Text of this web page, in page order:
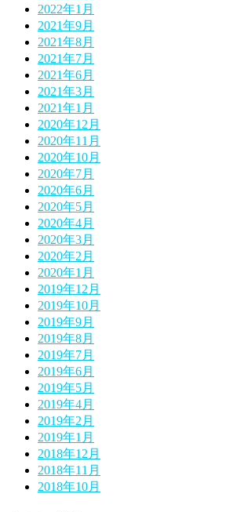
2022年1月
2021年9月
2021年8月
2021年7月
2021年6月
2021年3月
2021年1月
2020年12月
2020年11月
2020年10月
2020年7月
2020年6月
2020年5月
2020年4月
2020年3月
2020年2月
2020年1月
2019年12月
2019年10月
2019年9月
2019年8月
2019年7月
2019年6月
2019年5月
2019年4月
2019年2月
2019年1月
2018年12月
2018年11月
2018年10月